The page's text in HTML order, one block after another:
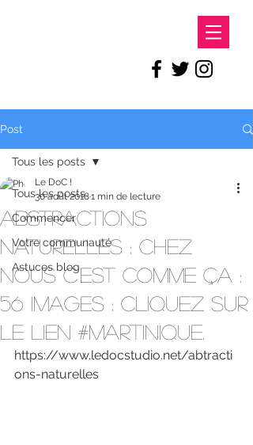
Post
Tous les posts
Commencer
Votre communauté
Astuces blog
Tous les posts
Abstractions
Naturelles : Chez
nous c'est comme ça :
56 images : Cliquez sur
le lien #martinique.
Le DoC !
30 août 20181 min de lecture
https://www.ledocstudio.net/abtracti
ons-naturelles